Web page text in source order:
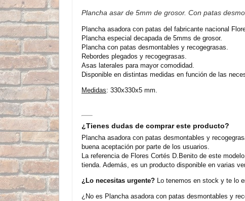
Plancha asar de 5mm de grosor. Con patas
Plancha asadora con patas del fabricante nacional
Plancha especial decapada de 5mms de grosor.
Plancha con patas desmontables y recogegrasas.
Rebordes plegados y recogegrasas.
Asas laterales para mayor comodidad.
Disponible en distintas medidas en función de las
Medidas: 330x330x5 mm.
¿Tienes dudas de comprar este producto?
Plancha asadora con patas desmontables y
buena aceptación por parte de los usuarios.
La referencia de Flores Cortés D.Benito de este
tienda. Además, es un producto disponible en varias
¿Lo necesitas urgente? Lo tenemos en stock y te lo
¿No es Plancha asadora con patas desmontables y